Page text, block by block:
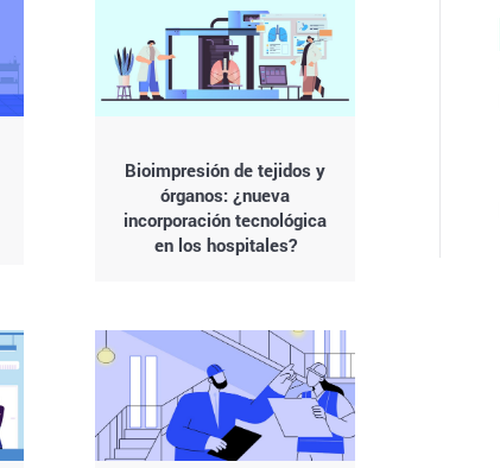
Bioimpresión de tejidos y
órganos: ¿nueva
incorporación tecnológica
en los hospitales?